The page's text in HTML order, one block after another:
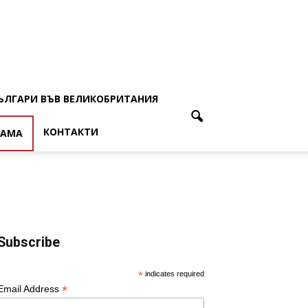
ВЪВ ВЕЛИКОБРИТАНИЯ
КОНТАКТИ
* indicates required
Address *